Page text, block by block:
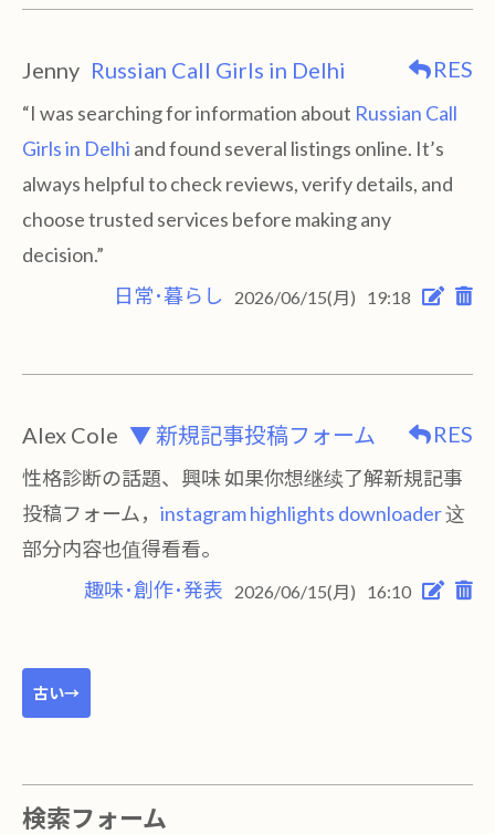
Jenny Russian Call Girls in Delhi RES
“I was searching for information about Russian Call
Girls in Delhi and found several listings online. It’s
always helpful to check reviews, verify details, and
choose trusted services before making any
decision.”
日常･暮らし
2026/06/15(月) 19:18
Alex Cole ▼ 新規記事投稿フォーム RES
性格診断の話題、興味 如果你想继续了解新規記事
投稿フォーム， instagram highlights downloader这
部分内容也值得看看。
趣味･創作･発表
2026/06/15(月) 16:10
古い→
検索フォーム